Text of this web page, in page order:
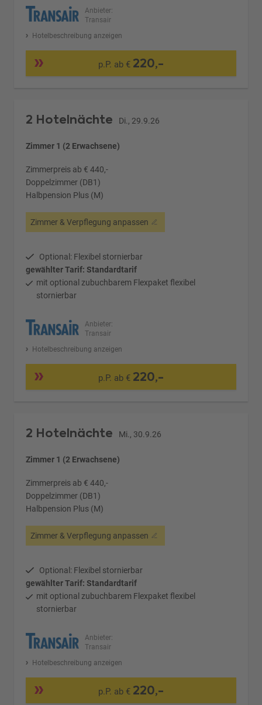
Anbieter:
Transair
Hotelbeschreibung anzeigen
p.P. ab € 220,-
2 Hotelnächte Di., 29.9.26
Zimmer 1 (2 Erwachsene)
Zimmerpreis ab € 440,-
Doppelzimmer (DB1)
Halbpension Plus (M)
Zimmer & Verpflegung anpassen
Optional: Flexibel stornierbar
gewählter Tarif: Standardtarif
mit optional zubuchbarem Flexpaket flexibel
stornierbar
Anbieter:
Transair
Hotelbeschreibung anzeigen
p.P. ab € 220,-
2 Hotelnächte Mi., 30.9.26
Zimmer 1 (2 Erwachsene)
Zimmerpreis ab € 440,-
Doppelzimmer (DB1)
Halbpension Plus (M)
Zimmer & Verpflegung anpassen
Optional: Flexibel stornierbar
gewählter Tarif: Standardtarif
mit optional zubuchbarem Flexpaket flexibel
stornierbar
Anbieter:
Transair
Hotelbeschreibung anzeigen
p.P. ab € 220,-